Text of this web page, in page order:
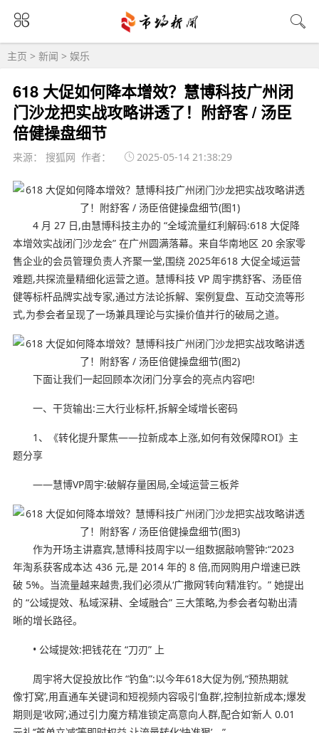
主页 > 新闻 > 娱乐
618 大促如何降本增效？慧博科技广州闭
门沙龙把实战攻略讲透了！附舒客 / 汤臣
倍健操盘细节
来源： 搜狐网 作者： 2025-05-14 21:38:29
4 月 27 日,由慧博科技主办的 “全域流量红利解码:618 大促降
本增效实战闭门沙龙会” 在广州圆满落幕。来自华南地区 20 余家零
售企业的会员管理负责人齐聚一堂,围绕 2025年618 大促全域运营
难题,共探流量精细化运营之道。慧博科技 VP 周宇携舒客、汤臣倍
健等标杆品牌实战专家,通过方法论拆解、案例复盘、互动交流等形
式,为参会者呈现了一场兼具理论与实操价值并行的破局之道。
下面让我们一起回顾本次闭门分享会的亮点内容吧!
一、干货输出:三大行业标杆,拆解全域增长密码
1、《转化提升聚焦——拉新成本上涨,如何有效保障ROI》主
题分享
——慧博VP周宇:破解存量困局,全域运营三板斧
作为开场主讲嘉宾,慧博科技周宇以一组数据敲响警钟:“2023
年淘系获客成本达 436 元,是 2014 年的 8 倍,而网购用户增速已跌
破 5%。当流量越来越贵,我们必须从‘广撒网’转向‘精准钓’。” 她提出
的 “公域提效、私域深耕、全域融合” 三大策略,为参会者勾勒出清
晰的增长路径。
• 公域提效:把钱花在 “刀刃” 上
周宇将大促投放比作 “钓鱼”:以今年618大促为例,“预热期就
像‘打窝’,用直通车关键词和短视频内容吸引‘鱼群’,控制拉新成本;爆发
期则是‘收网’,通过引力魔方精准锁定高意向人群,配合如‘新人 0.01